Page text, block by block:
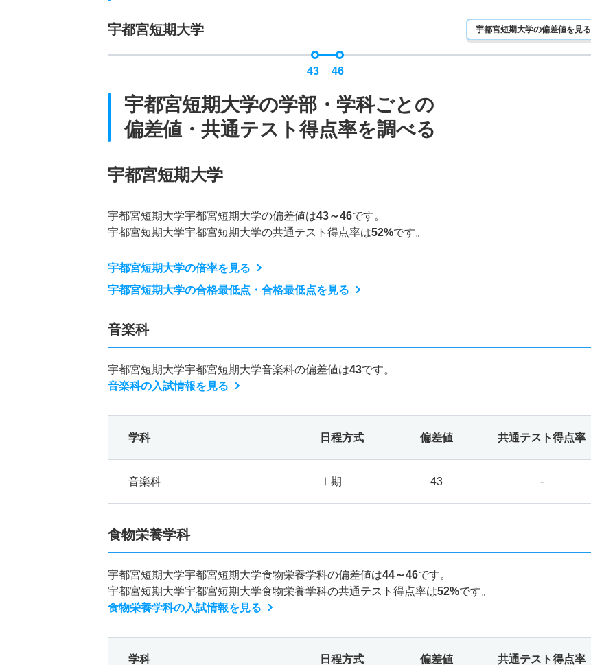
宇都宮短期大学
43 46
宇都宮短期大学の偏差値を見る
宇都宮短期大学の学部・学科ごとの
偏差値・共通テスト得点率を調べる
宇都宮短期大学
宇都宮短期大学宇都宮短期大学の偏差値は43～46です。
宇都宮短期大学宇都宮短期大学の共通テスト得点率は52%です。
宇都宮短期大学の倍率を見る
宇都宮短期大学の合格最低点・合格最低点を見る
音楽科
宇都宮短期大学宇都宮短期大学音楽科の偏差値は43です。
音楽科の入試情報を見る
学科 日程方式 偏差値 共通テスト得点率
音楽科 Ⅰ期 43 -
食物栄養学科
宇都宮短期大学宇都宮短期大学食物栄養学科の偏差値は44～46です。
宇都宮短期大学宇都宮短期大学食物栄養学科の共通テスト得点率は52%です。
食物栄養学科の入試情報を見る
学科 日程方式 偏差値 共通テスト得点率